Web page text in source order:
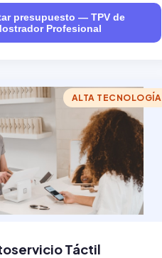
presupuesto — TPV de
Profesional
ALTA TECNOLOGÍA
Táctil